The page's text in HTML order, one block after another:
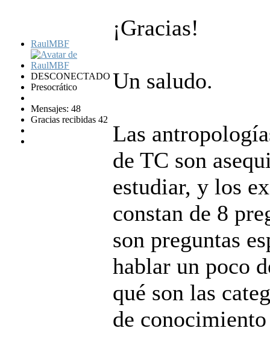
RaulMBF
DESCONECTADO
Presocrático
Mensajes: 48
Gracias recibidas 42
¡Gracias!
Un saludo.
Las
de TC son
estudiar, y los
constan de 8
son preguntas
hablar un poco
qué son las
de